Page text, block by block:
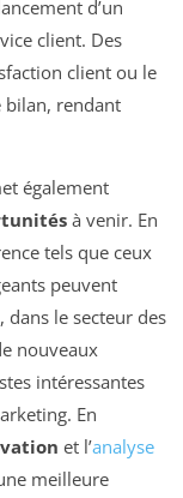
d’un
client. Des
client ou le
bilan, rendant
également
à venir. En
tels que ceux
peuvent
le secteur des
nouveaux
intéressantes
En
et l’analyse
meilleure